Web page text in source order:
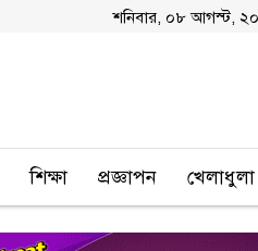
শনিবার, ০৮ আগস্ট,
শিক্ষা প্রজ্ঞাপন খেলাধুলা